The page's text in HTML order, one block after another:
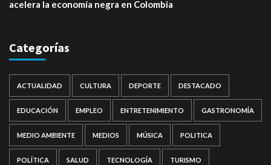
acelera la economía negra en Colombia
Categorías
ACTUALIDAD CULTURA DEPORTE DESTACADO
EDUCACIÓN EMPLEO ENTRETENIMIENTO GASTRONOMÍA
MEDIO AMBIENTE MEDIOS MÚSICA POLITICA
POLÍTICA SALUD TECNOLOGÍA TURISMO